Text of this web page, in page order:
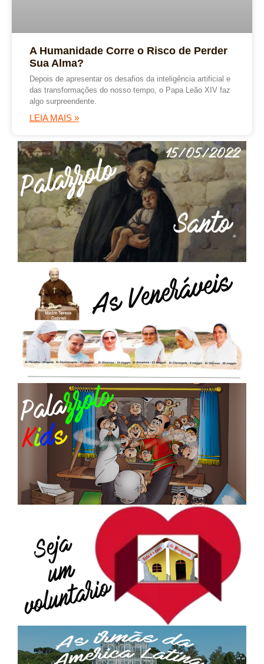
A Humanidade Corre o Risco de Perder
Sua Alma?
Depois de apresentar os desafios da inteligência artificial e
das transformações do nosso tempo, o Papa Leão XIV faz
algo surpreendente.
LEIA MAIS »